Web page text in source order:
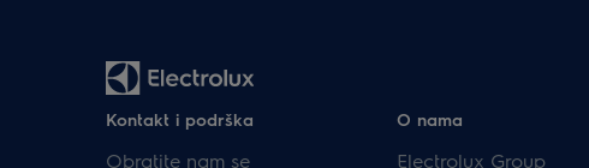
Kontakt i podrška
Obratite nam se
O nama
Electrolux Group